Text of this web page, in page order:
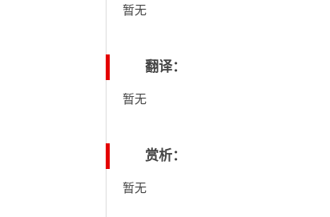
暂无
翻译：
暂无
赏析：
暂无